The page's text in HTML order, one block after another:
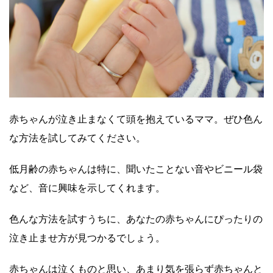
赤ちゃんが泣き止まなくて頭を抱えているママ。ぜひ色ん
な方法を試してみてください。
低月齢の赤ちゃんは特に、聞いたことない音やビニール袋
など、音に興味を示してくれます。
色んな方法を試すうちに、あなたの赤ちゃんにぴったりの
泣き止ませ方が見つかるでしょう。
赤ちゃんは泣くものと思い、あまり気を張らず赤ちゃんと